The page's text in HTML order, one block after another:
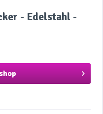
- Edelstahl -